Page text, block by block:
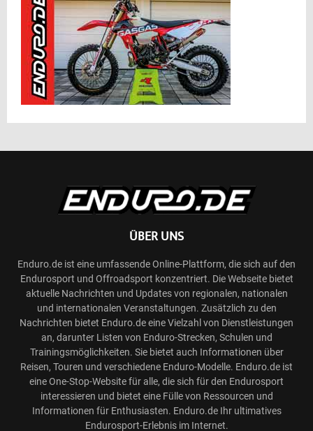
ÜBER UNS
Enduro.de ist eine umfassende Online-Plattform, die sich auf den
Endurosport und Offroadsport konzentriert. Die Webseite bietet
aktuelle Nachrichten und Updates von regionalen, nationalen
und internationalen Veranstaltungen. Zusätzlich zu den
Nachrichten bietet Enduro.de eine Vielzahl von Dienstleistungen
an, darunter Listen von Enduro-Strecken, Schulen und
Trainingsmöglichkeiten. Sie bietet auch Informationen über
Reisen, Touren und verschiedene Enduro-Modelle. Enduro.de ist
eine One-Stop-Website für alle, die sich für den Endurosport
interessieren und bietet eine Fülle von Ressourcen und
Informationen für Enthusiasten. Enduro.de Ihr ultimatives
Endurosport-Erlebnis im Internet.